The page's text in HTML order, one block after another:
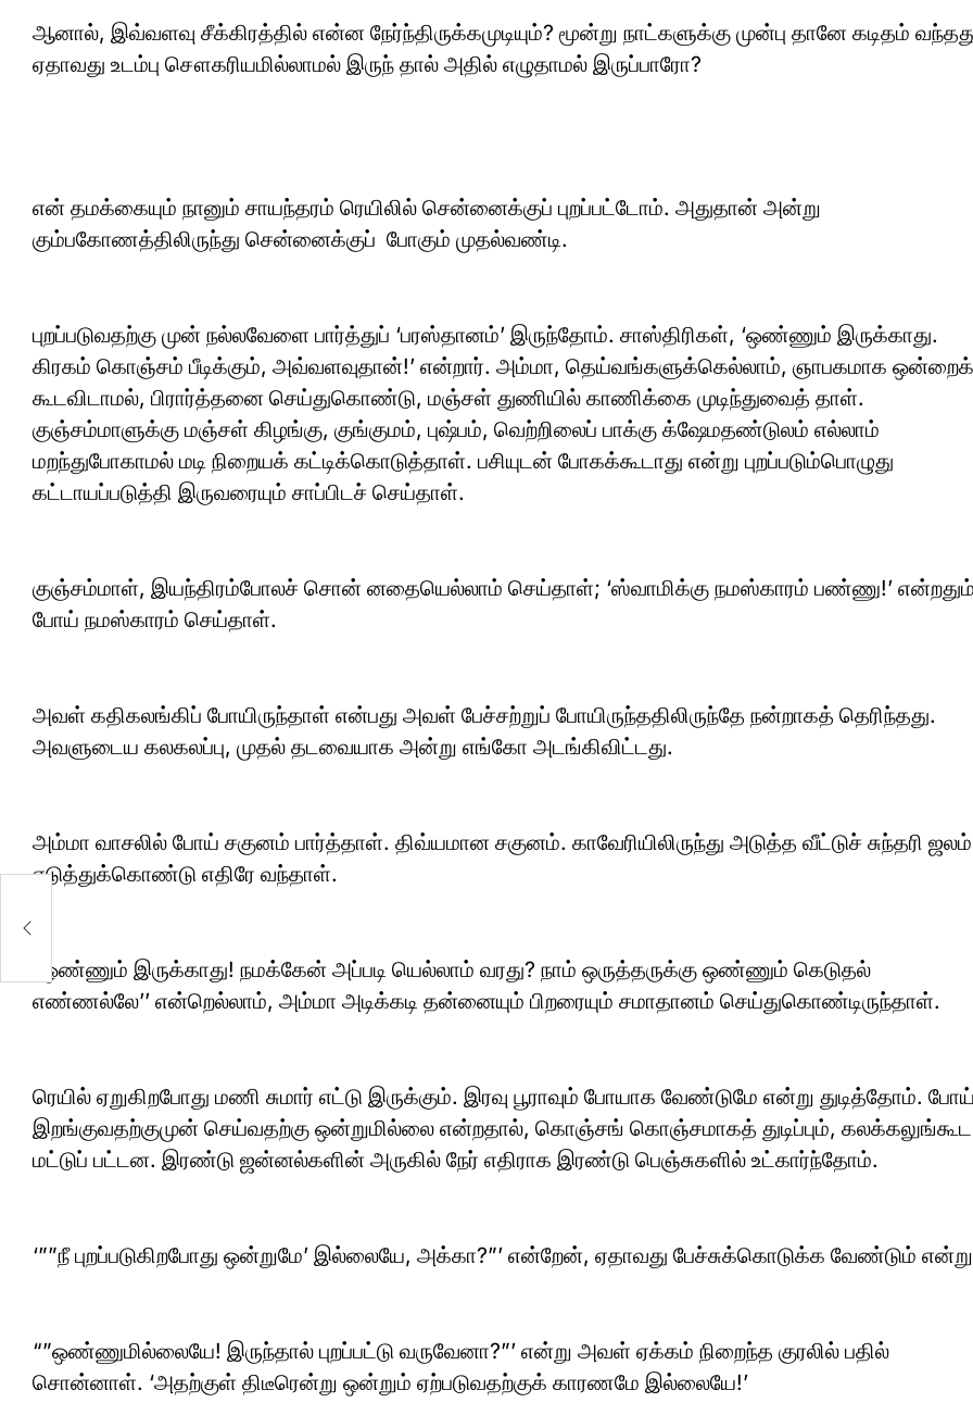
ஆனால், இவ்வளவு சீக்கிரத்தில் என்ன நேர்ந்திருக்கமுடியும்? மூன்று நாட்களுக்கு முன்பு தானே கடிதம்
ஏதாவது உடம்பு சௌகரியமில்லாமல் இருந் தால் அதில் எழுதாமல் இருப்பாரோ?
என் தமக்கையும் நானும் சாயந்தரம் ரெயிலில் சென்னைக்குப் புறப்பட்டோம். அதுதான் அன்று
கும்பகோணத்திலிருந்து சென்னைக்குப் போகும் முதல்வண்டி.
புறப்படுவதற்கு முன் நல்லவேளை பார்த்துப் ‘பரஸ்தானம்’ இருந்தோம். சாஸ்திரிகள், ‘ஒண்ணும் இருக்காது.
கிரகம் கொஞ்சம் பீடிக்கும், அவ்வளவுதான்!’ என்றார். அம்மா, தெய்வங்களுக்கெல்லாம், ஞாபகமாக ஒன்றைக்
கூடவிடாமல், பிரார்த்தனை செய்துகொண்டு, மஞ்சள் துணியில் காணிக்கை முடிந்துவைத் தாள்.
குஞ்சம்மாளுக்கு மஞ்சள் கிழங்கு, குங்குமம், புஷ்பம், வெற்றிலைப் பாக்கு க்ஷேமதண்டுலம் எல்லாம்
மறந்துபோகாமல் மடி நிறையக் கட்டிக்கொடுத்தாள். பசியுடன் போகக்கூடாது என்று புறப்படும்பொழுது
கட்டாயப்படுத்தி இருவரையும் சாப்பிடச் செய்தாள்.
குஞ்சம்மாள், இயந்திரம்போலச் சொன் னதையெல்லாம் செய்தாள்; ‘ஸ்வாமிக்கு நமஸ்காரம் பண்ணு!’ என்றதும்
போய் நமஸ்காரம் செய்தாள்.
அவள் கதிகலங்கிப் போயிருந்தாள் என்பது அவள் பேச்சற்றுப் போயிருந்ததிலிருந்தே நன்றாகத் தெரிந்தது.
அவளுடைய கலகலப்பு, முதல் தடவையாக அன்று எங்கோ அடங்கிவிட்டது.
அம்மா வாசலில் போய் சகுனம் பார்த்தாள். திவ்யமான சகுனம். காவேரியிலிருந்து அடுத்த வீட்டுச் சுந்தரி ஜலம்
எடுத்துக்கொண்டு எதிரே வந்தாள்.
“ஒண்ணும் இருக்காது! நமக்கேன் அப்படி யெல்லாம் வரது? நாம் ஒருத்தருக்கு ஒண்ணும் கெடுதல்
எண்ணல்லே’’ என்றெல்லாம், அம்மா அடிக்கடி தன்னையும் பிறரையும் சமாதானம் செய்துகொண்டிருந்தாள்.
ரெயில் ஏறுகிறபோது மணி சுமார் எட்டு இருக்கும். இரவு பூராவும் போயாக வேண்டுமே என்று துடித்தோம். போய்
இறங்குவதற்குமுன் செய்வதற்கு ஒன்றுமில்லை என்றதால், கொஞ்சங் கொஞ்சமாகத் துடிப்பும், கலக்கலுங்கூட
மட்டுப் பட்டன. இரண்டு ஜன்னல்களின் அருகில் நேர் எதிராக இரண்டு பெஞ்சுகளில் உட்கார்ந்தோம்.
‘””நீ புறப்படுகிறபோது ஒன்றுமே’ இல்லையே, அக்கா?”’ என்றேன், ஏதாவது பேச்சுக்கொடுக்க வேண்டும்
“”ஒண்ணுமில்லையே! இருந்தால் புறப்பட்டு வருவேனா?”’ என்று அவள் ஏக்கம் நிறைந்த குரலில் பதில்
சொன்னாள். ‘அதற்குள் திடீரென்று ஒன்றும் ஏற்படுவதற்குக் காரணமே இல்லையே!’